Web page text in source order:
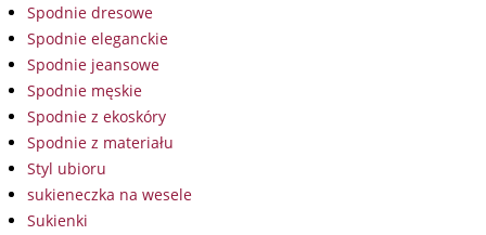
Spodnie dresowe
Spodnie eleganckie
Spodnie jeansowe
Spodnie męskie
Spodnie z ekoskóry
Spodnie z materiału
Styl ubioru
sukieneczka na wesele
Sukienki